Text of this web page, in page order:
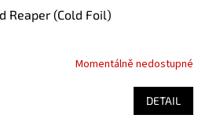
Reaper (Cold Foil)
Momentálně nedostupné
DETAIL